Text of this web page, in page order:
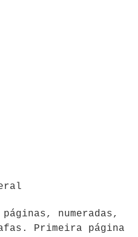
numeradas,
Primeira página